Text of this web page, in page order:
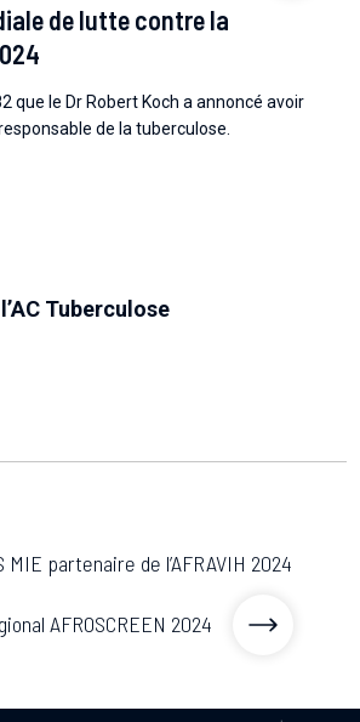
de lutte contre la
que le Dr Robert Koch a annoncé avoir
de la tuberculose.
Tuberculose
MIE partenaire de l’AFRAVIH 2024
AFROSCREEN 2024